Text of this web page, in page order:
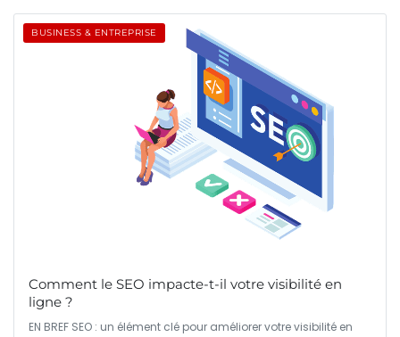
BUSINESS & ENTREPRISE
Comment le SEO impacte-t-il votre visibilité en
ligne ?
EN BREF SEO : un élément clé pour améliorer votre visibilité en